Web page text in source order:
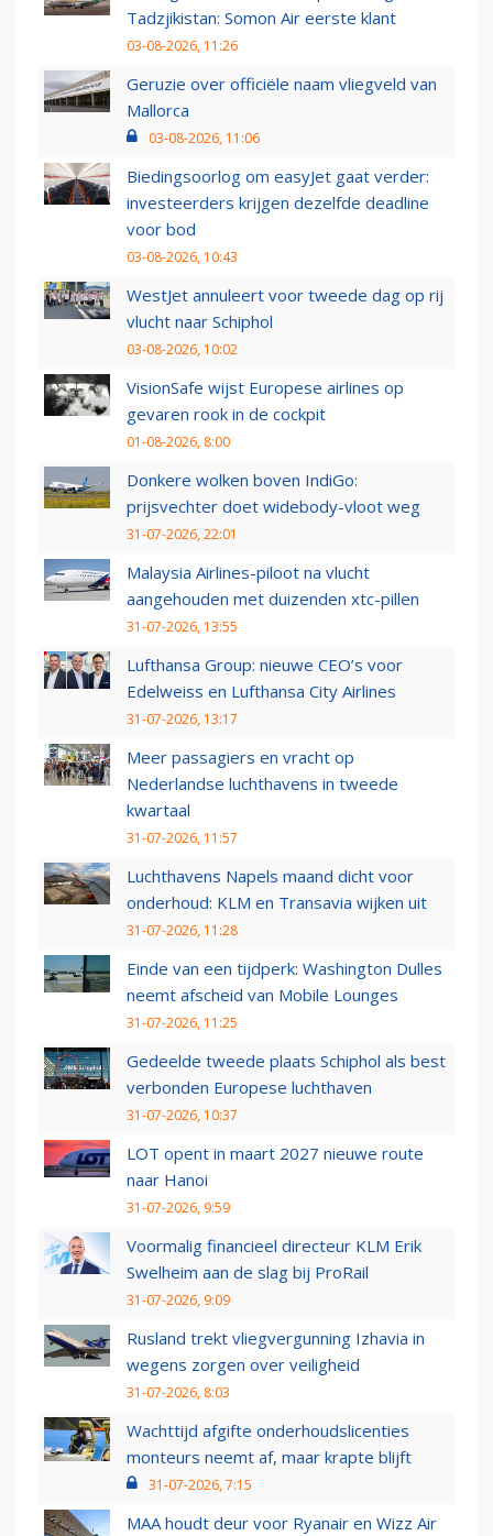
Tadzjikistan: Somon Air eerste klant
03-08-2026, 11:26
Geruzie over officiële naam vliegveld van
Mallorca
03-08-2026, 11:06
Biedingsoorlog om easyJet gaat verder:
investeerders krijgen dezelfde deadline
voor bod
03-08-2026, 10:43
WestJet annuleert voor tweede dag op rij
vlucht naar Schiphol
03-08-2026, 10:02
VisionSafe wijst Europese airlines op
gevaren rook in de cockpit
01-08-2026, 8:00
Donkere wolken boven IndiGo:
prijsvechter doet widebody-vloot weg
31-07-2026, 22:01
Malaysia Airlines-piloot na vlucht
aangehouden met duizenden xtc-pillen
31-07-2026, 13:55
Lufthansa Group: nieuwe CEO’s voor
Edelweiss en Lufthansa City Airlines
31-07-2026, 13:17
Meer passagiers en vracht op
Nederlandse luchthavens in tweede
kwartaal
31-07-2026, 11:57
Luchthavens Napels maand dicht voor
onderhoud: KLM en Transavia wijken uit
31-07-2026, 11:28
Einde van een tijdperk: Washington Dulles
neemt afscheid van Mobile Lounges
31-07-2026, 11:25
Gedeelde tweede plaats Schiphol als best
verbonden Europese luchthaven
31-07-2026, 10:37
LOT opent in maart 2027 nieuwe route
naar Hanoi
31-07-2026, 9:59
Voormalig financieel directeur KLM Erik
Swelheim aan de slag bij ProRail
31-07-2026, 9:09
Rusland trekt vliegvergunning Izhavia in
wegens zorgen over veiligheid
31-07-2026, 8:03
Wachttijd afgifte onderhoudslicenties
monteurs neemt af, maar krapte blijft
31-07-2026, 7:15
MAA houdt deur voor Ryanair en Wizz Air